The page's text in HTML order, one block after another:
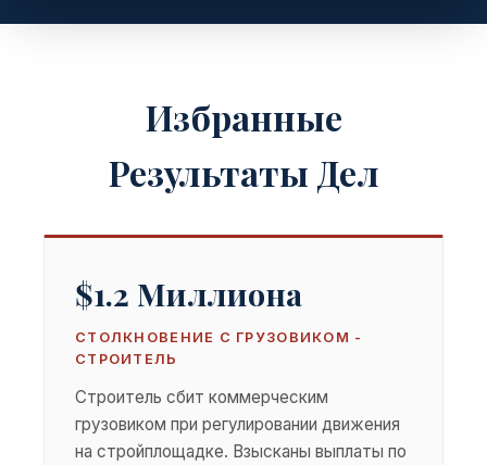
Избранные
Результаты Дел
$1.2 Миллиона
СТОЛКНОВЕНИЕ С ГРУЗОВИКОМ -
СТРОИТЕЛЬ
Строитель сбит коммерческим
грузовиком при регулировании движения
на стройплощадке. Взысканы выплаты по